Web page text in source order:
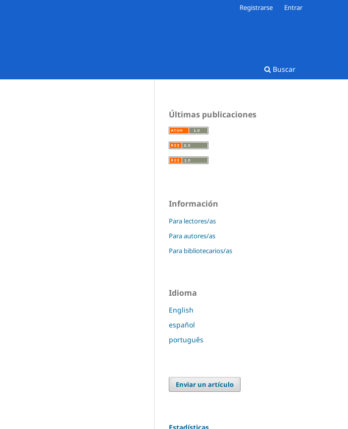
Buscar
Registrarse Entrar
Últimas publicaciones
Información
Para lectores/as
Para autores/as
Para bibliotecarios/as
Idioma
English
español
português
Enviar un artículo
Estadísticas